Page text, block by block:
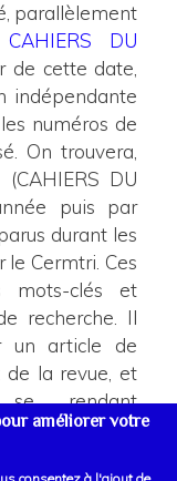
améliorer votre
parallèlement
CAHIERS DU
de cette date,
indépendante
numéros de
On trouvera,
DU
puis par
durant les
le Cermtri. Ces
mots-clés et
recherche. Il
un article de
de la revue, et
rendant